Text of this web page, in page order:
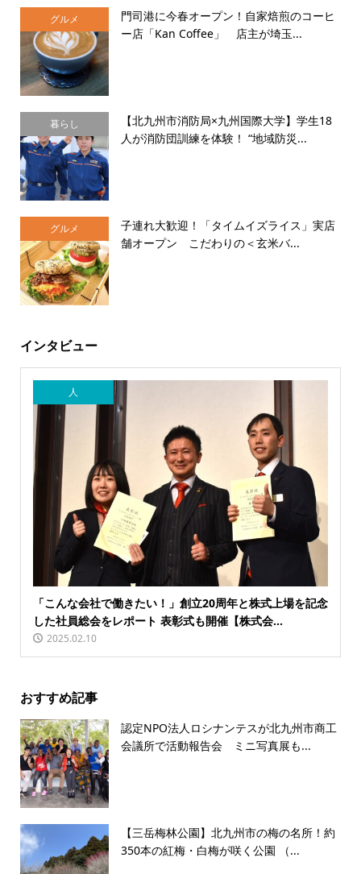
グルメ
門司港に今春オープン！自家焙煎のコーヒ
ー店「Kan Coffee」 店主が埼玉...
暮らし
【北九州市消防局×九州国際大学】学生18
人が消防団訓練を体験！ “地域防災...
グルメ
子連れ大歓迎！「タイムイズライス」実店
舗オープン こだわりの＜玄米バ...
インタビュー
人
「こんな会社で働きたい！」創立20周年と株式上場を記念
した社員総会をレポート 表彰式も開催【株式会...
2025.02.10
おすすめ記事
認定NPO法人ロシナンテスが北九州市商工
会議所で活動報告会 ミニ写真展も...
【三岳梅林公園】北九州市の梅の名所！約
350本の紅梅・白梅が咲く公園 （...